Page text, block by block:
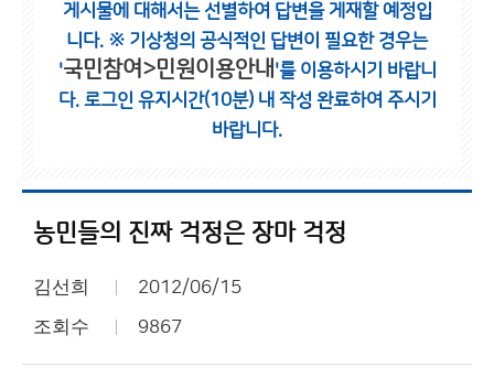
게시물에 대해서는 선별하여 답변을 게재할 예정입
니다. ※ 기상청의 공식적인 답변이 필요한 경우는
'국민참여>민원이용안내 '를 이용하시기 바랍니
다. 로그인 유지시간(10분) 내 작성 완료하여 주시기
바랍니다.
농민들의 진짜 걱정은 장마 걱정
김선희 2012/06/15
조회수 9867